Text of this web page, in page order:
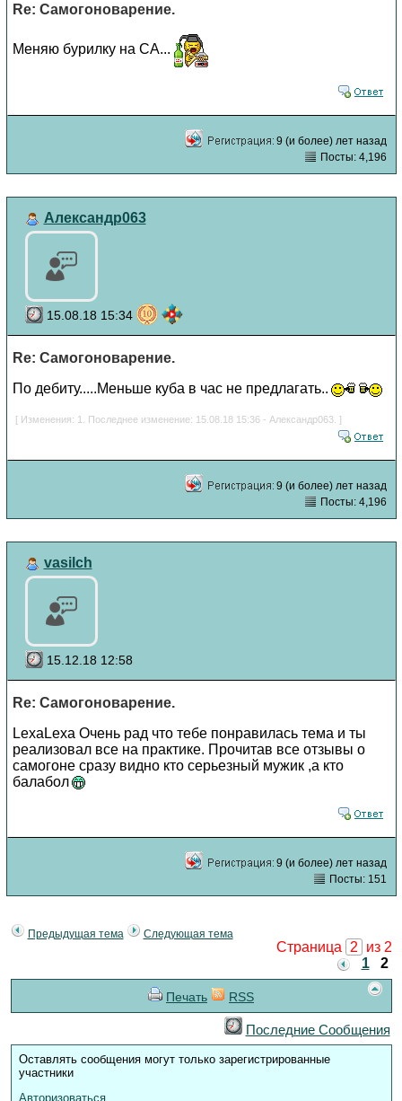
Re: Самогоноварение.
Меняю бурилку на СА...
9 (и более) лет назад
Посты: 4,196
Александр063
15.08.18 15:34
Re: Самогоноварение.
По дебиту.....Меньше куба в час не предлагать..
[ Изменения: 1. Последнее изменение: 15.08.18 15:36 - Александр063. ]
9 (и более) лет назад
Посты: 4,196
vasilch
15.12.18 12:58
Re: Самогоноварение.
LexaLexa Очень рад что тебе понравилась тема и ты
реализовал все на практике. Прочитав все отзывы о
самогоне сразу видно кто серьезный мужик ,а кто
балабол
9 (и более) лет назад
Посты: 151
Предыдущая тема Следующая тема
Страница 2
из 2
1
2
Печать RSS
Последние Сообщения
Оставлять сообщения могут только зарегистрированные
участники
Авторизоваться